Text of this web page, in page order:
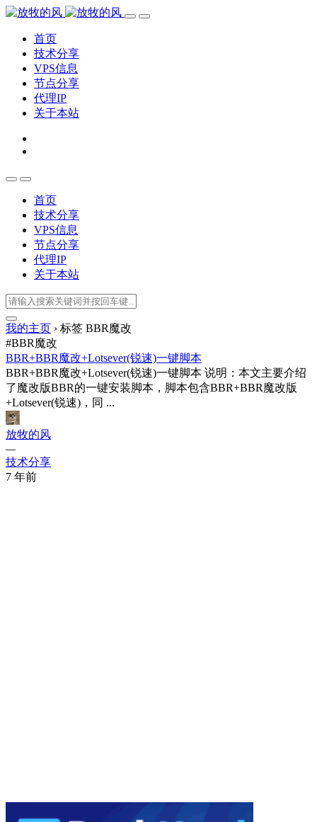
首页
技术分享
VPS信息
节点分享
代理IP
关于本站
首页
技术分享
VPS信息
节点分享
代理IP
关于本站
我的主页 › 标签 BBR魔改
#BBR魔改
BBR+BBR魔改+Lotsever(锐速)一键脚本
BBR+BBR魔改+Lotsever(锐速)一键脚本 说明：本文主要介绍
了魔改版BBR的一键安装脚本，脚本包含BBR+BBR魔改版
+Lotsever(锐速)，同 ...
放牧的风
—
技术分享
7 年前